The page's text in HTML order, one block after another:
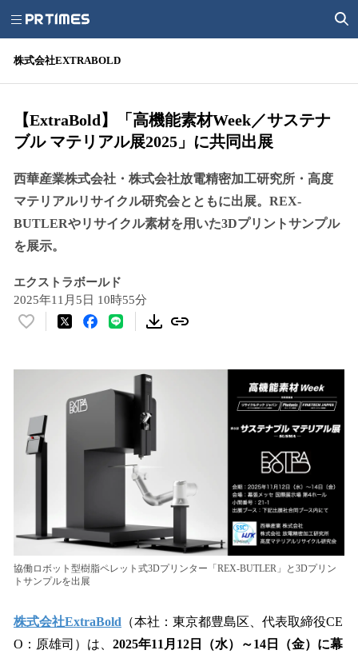
株式会社EXTRABOLD
【ExtraBold】「高機能素材Week／サステナ
ブル マテリアル展2025」に共同出展
西華産業株式会社・株式会社放電精密加工研究所・高度
マテリアルリサイクル研究会とともに出展。REX-
BUTLERやリサイクル素材を用いた3Dプリントサンプル
を展示。
エクストラボールド
2025年11月5日 10時55分
い
読
み
す
協働ロボット型樹脂ペレット式3Dプリンター「REX-BUTLER」と3Dプリン
トサンプルを出展
株式会社ExtraBold （本社：東京都豊島区、代表取締役CE
O：原雄司）は、 2025年11月12日（水）～14日（金）に幕